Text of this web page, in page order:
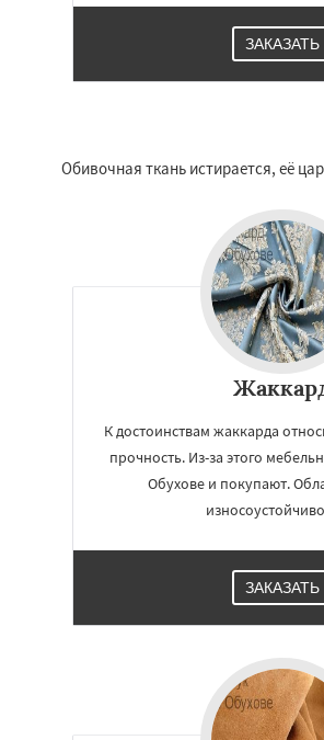
ЗАКАЗАТЬ
Обивочная ткань истирается, её
К достоинствам жаккарда
прочность. Из-за этого
Обухове и покупают.
ЗАКАЗАТЬ